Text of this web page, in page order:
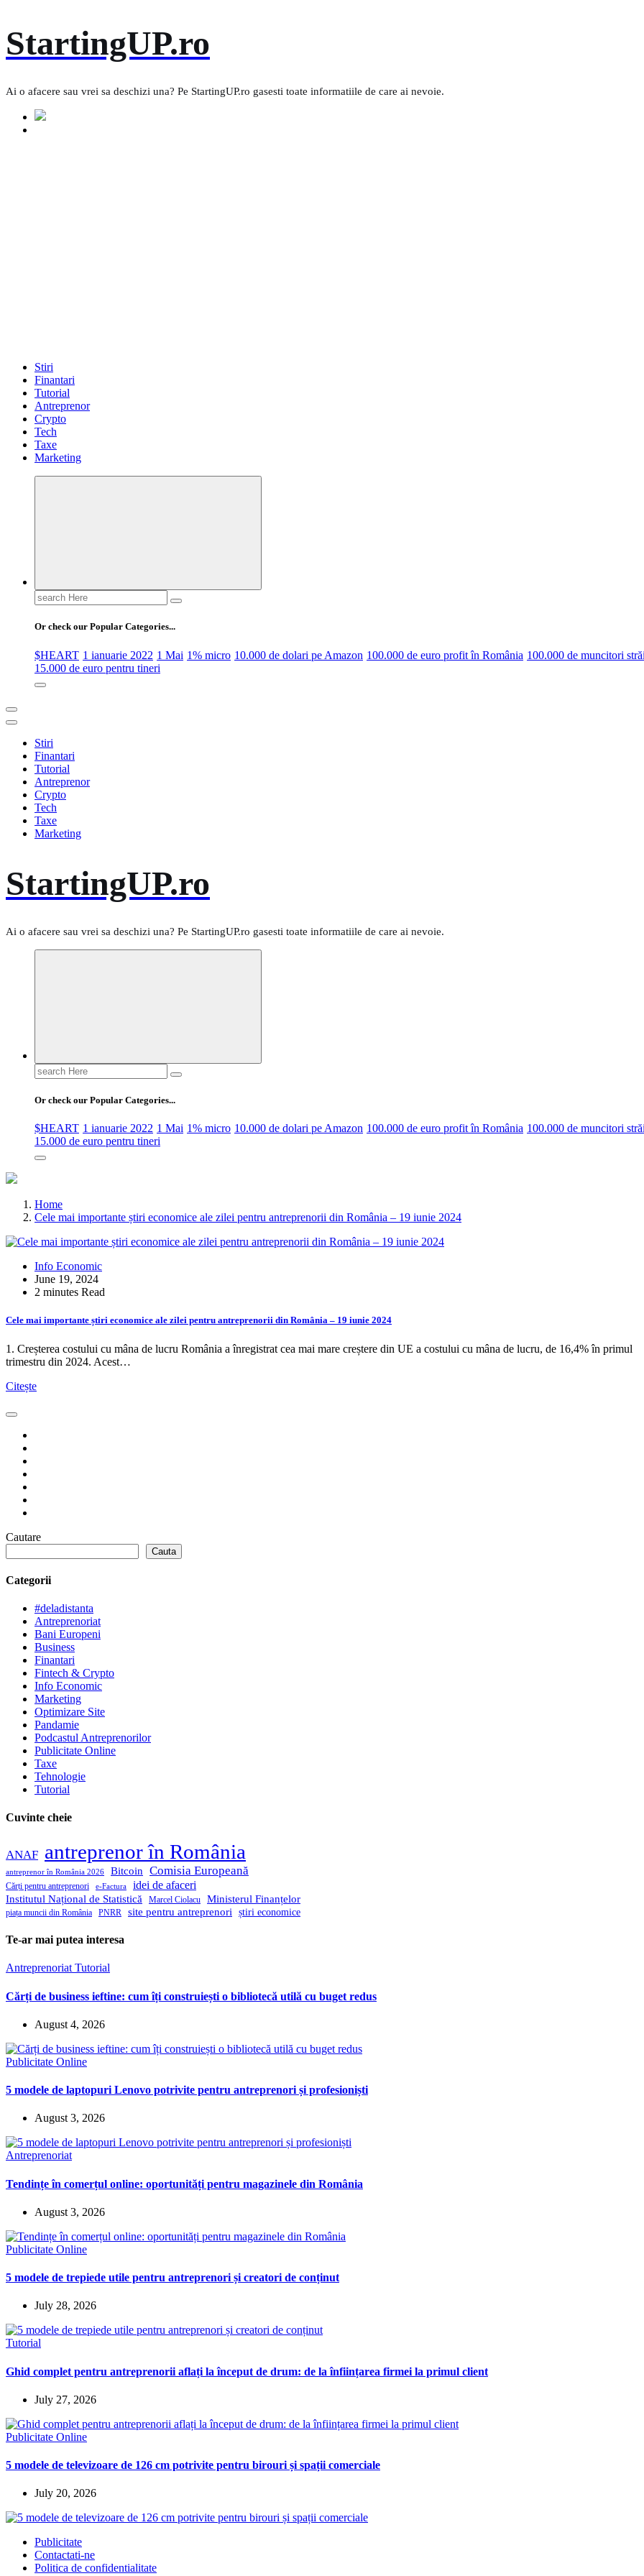
to
content
StartingUP.ro
Ai o afacere sau vrei sa deschizi una? Pe StartingUP.ro gasesti toate informatiile de care ai nevoie.
Stiri
Finantari
Tutorial
Antreprenor
Crypto
Tech
Taxe
Marketing
Search
for:
Or check our Popular Categories...
$HEART 1 ianuarie 2022 1 Mai 1% micro 10.000 de dolari pe Amazon 100.000 de euro profit în România 100.000 de muncitori
15.000 de euro pentru tineri
Stiri
Finantari
Tutorial
Antreprenor
Crypto
Tech
Taxe
Marketing
StartingUP.ro
Ai o afacere sau vrei sa deschizi una? Pe StartingUP.ro gasesti toate informatiile de care ai nevoie.
Search
for:
Or check our Popular Categories...
$HEART 1 ianuarie 2022 1 Mai 1% micro 10.000 de dolari pe Amazon 100.000 de euro profit în România 100.000 de muncitori
15.000 de euro pentru tineri
Home
Cele mai importante știri economice ale zilei pentru antreprenorii din România – 19 iunie 2024
Info Economic
June 19, 2024
2 minutes Read
Cele mai importante știri economice ale zilei pentru antreprenorii din România – 19 iunie 2024
1. Creșterea costului cu mâna de lucru România a înregistrat cea mai mare creștere din UE a costului cu mâna de lucru, de 16,4% în primul
trimestru din 2024. Acest…
Citește
Cautare
Cauta
Categorii
#deladistanta
Antreprenoriat
Bani Europeni
Business
Finantari
Fintech & Crypto
Info Economic
Marketing
Optimizare Site
Pandamie
Podcastul Antreprenorilor
Publicitate Online
Taxe
Tehnologie
Tutorial
Cuvinte cheie
ANAF antreprenor în România
antreprenor în România 2026 Bitcoin Comisia Europeană
Cărți pentru antreprenori e-Factura idei de afaceri
Institutul Național de Statistică Marcel Ciolacu Ministerul Finanțelor
piața muncii din România PNRR site pentru antreprenori știri economice
Te-ar mai putea interesa
Antreprenoriat Tutorial
Cărți de business ieftine: cum îți construiești o bibliotecă utilă cu buget redus
August 4, 2026
Publicitate Online
5 modele de laptopuri Lenovo potrivite pentru antreprenori și profesioniști
August 3, 2026
Antreprenoriat
Tendințe în comerțul online: oportunități pentru magazinele din România
August 3, 2026
Publicitate Online
5 modele de trepiede utile pentru antreprenori și creatori de conținut
July 28, 2026
Tutorial
Ghid complet pentru antreprenorii aflați la început de drum: de la înființarea firmei la primul client
July 27, 2026
Publicitate Online
5 modele de televizoare de 126 cm potrivite pentru birouri și spații comerciale
July 20, 2026
Publicitate
Contactati-ne
Politica de confidentialitate